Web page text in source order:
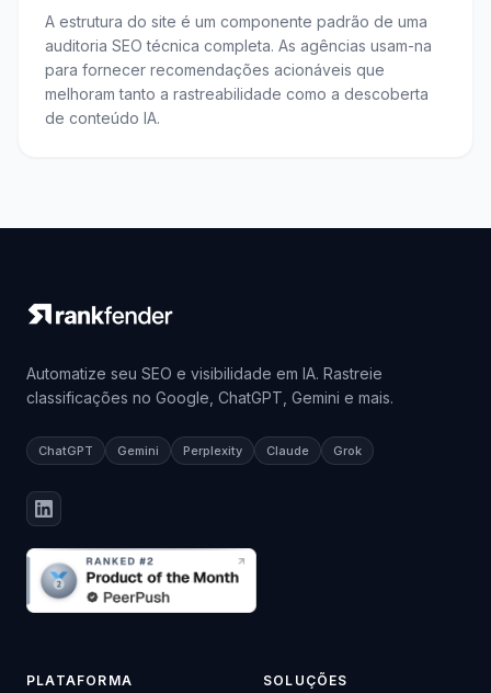
A estrutura do site é um componente padrão de uma
auditoria SEO técnica completa. As agências usam-na
para fornecer recomendações acionáveis que
melhoram tanto a rastreabilidade como a descoberta
de conteúdo IA.
Automatize seu SEO e visibilidade em IA. Rastreie
classificações no Google, ChatGPT, Gemini e mais.
ChatGPT Gemini Perplexity Claude Grok
PLATAFORMA SOLUÇÕES